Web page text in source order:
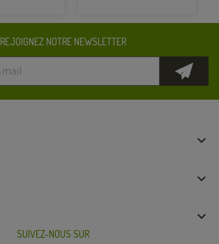
REJOIGNEZ NOTRE NEWSLETTER



SUIVEZ-NOUS SUR